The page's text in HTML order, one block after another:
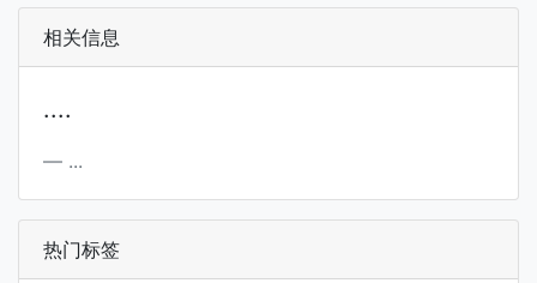
相关信息
....
...
热门标签